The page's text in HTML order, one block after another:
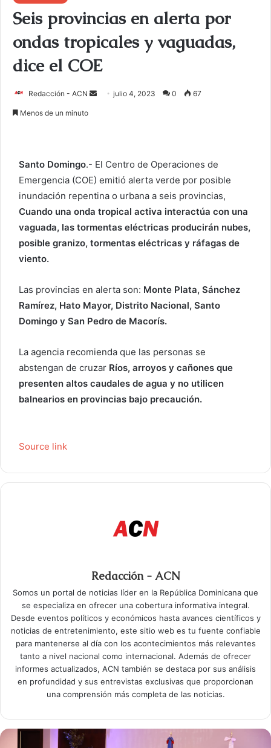
Seis provincias en alerta por
ondas tropicales y vaguadas,
dice el COE
Redacción - ACN
r
u
n
c
o
l
e
t
r
ó
n
julio 4, 2023 0 67
Menos de un minuto
Santo Domingo.- El Centro de Operaciones de
Emergencia (COE) emitió alerta verde por posible
inundación repentina o urbana a seis provincias,
Cuando una onda tropical activa interactúa con una
vaguada, las tormentas eléctricas producirán nubes,
posible granizo, tormentas eléctricas y ráfagas de
viento.
Las provincias en alerta son: Monte Plata, Sánchez
Ramírez, Hato Mayor, Distrito Nacional, Santo
Domingo y San Pedro de Macorís.
La agencia recomienda que las personas se
abstengan de cruzar Ríos, arroyos y cañones que
presenten altos caudales de agua y no utilicen
balnearios en provincias bajo precaución.
Source link
Redacción - ACN
Somos un portal de noticias líder en la República Dominicana que
se especializa en ofrecer una cobertura informativa integral.
Desde eventos políticos y económicos hasta avances científicos y
noticias de entretenimiento, este sitio web es tu fuente confiable
para mantenerse al día con los acontecimientos más relevantes
tanto a nivel nacional como internacional. Además de ofrecer
informes actualizados, ACN también se destaca por sus análisis
en profundidad y sus entrevistas exclusivas que proporcionan
una comprensión más completa de las noticias.